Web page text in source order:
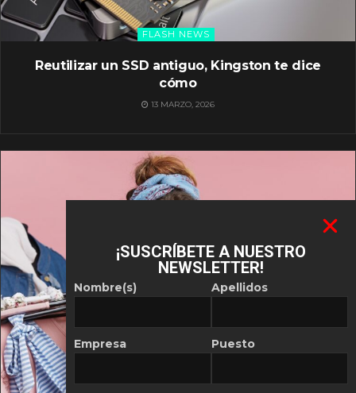
FLASH NEWS
Reutilizar un SSD antiguo, Kingston te dice
cómo
13 MARZO, 2026
¡SUSCRÍBETE A NUESTRO
NEWSLETTER!
Nombre(s)
Empresa
Apellidos
Puesto